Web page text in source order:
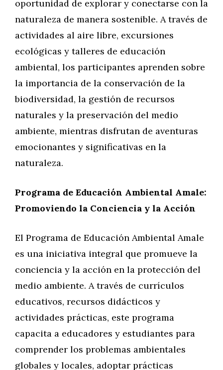
oportunidad de explorar y conectarse con la
naturaleza de manera sostenible. A través de
actividades al aire libre, excursiones
ecológicas y talleres de educación
ambiental, los participantes aprenden sobre
la importancia de la conservación de la
biodiversidad, la gestión de recursos
naturales y la preservación del medio
ambiente, mientras disfrutan de aventuras
emocionantes y significativas en la
naturaleza.
Programa de Educación Ambiental Amale:
Promoviendo la Conciencia y la Acción
El Programa de Educación Ambiental Amale
es una iniciativa integral que promueve la
conciencia y la acción en la protección del
medio ambiente. A través de currículos
educativos, recursos didácticos y
actividades prácticas, este programa
capacita a educadores y estudiantes para
comprender los problemas ambientales
globales y locales, adoptar prácticas